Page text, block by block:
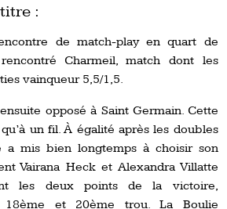
:
de match-play en quart de
Charmeil, match dont les
vainqueur 5,5/1,5.
opposé à Saint Germain. Cette
un fil. À égalité après les doubles
a mis bien longtemps à choisir son
Vairana Heck et Alexandra Villatte
les deux points de la victoire,
18ème et 20ème trou. La Boulie